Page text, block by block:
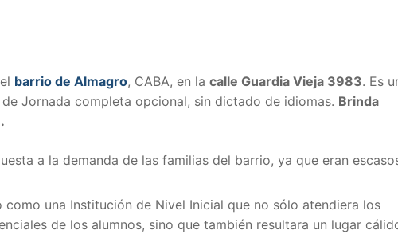
barrio de Almagro, CABA, en la calle Guardia Vieja 3983. Es
Jornada completa opcional, sin dictado de idiomas. Brinda
a la demanda de las familias del barrio, ya que eran
una Institución de Nivel Inicial que no sólo atendiera los
de los alumnos, sino que también resultara un lugar